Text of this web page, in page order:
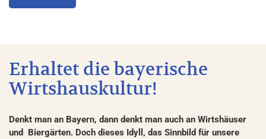
Erhaltet die bayerische
Wirtshauskultur!
Denkt man an Bayern, dann denkt man auch an Wirtshäuser
und Biergärten. Doch dieses Idyll, das Sinnbild für unsere